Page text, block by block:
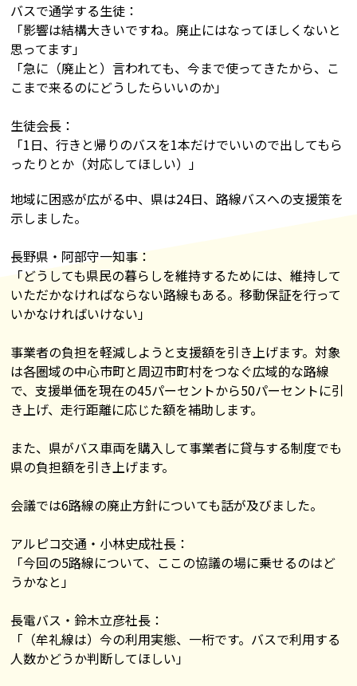
バスで通学する生徒：
「影響は結構大きいですね。廃止にはなってほしくないと
思ってます」
「急に（廃止と）言われても、今まで使ってきたから、こ
こまで来るのにどうしたらいいのか」
生徒会長：
「1日、行きと帰りのバスを1本だけでいいので出してもら
ったりとか（対応してほしい）」
地域に困惑が広がる中、県は24日、路線バスへの支援策を
示しました。
長野県・阿部守一知事：
「どうしても県民の暮らしを維持するためには、維持して
いただかなければならない路線もある。移動保証を行って
いかなければいけない」
事業者の負担を軽減しようと支援額を引き上げます。対象
は各圏域の中心市町と周辺市町村をつなぐ広域的な路線
で、支援単価を現在の45パーセントから50パーセントに引
き上げ、走行距離に応じた額を補助します。
また、県がバス車両を購入して事業者に貸与する制度でも
県の負担額を引き上げます。
会議では6路線の廃止方針についても話が及びました。
アルピコ交通・小林史成社長：
「今回の5路線について、ここの協議の場に乗せるのはど
うかなと」
長電バス・鈴木立彦社長：
「（牟礼線は）今の利用実態、一桁です。バスで利用する
人数かどうか判断してほしい」